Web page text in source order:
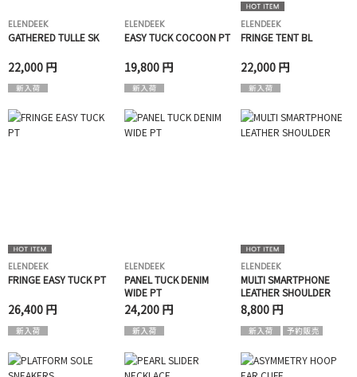
ELENDEEK
GATHERED TULLE SK
22,000 円
ELENDEEK
EASY TUCK COCOON PT
19,800 円
ELENDEEK
FRINGE TENT BL
22,000 円
ELENDEEK
FRINGE EASY TUCK PT
26,400 円
ELENDEEK
PANEL TUCK DENIM
WIDE PT
24,200 円
ELENDEEK
MULTI SMARTPHONE
LEATHER SHOULDER
8,800 円